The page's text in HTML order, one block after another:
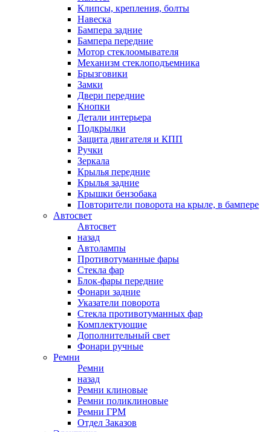
Клипсы, крепления, болты
Навеска
Бампера задние
Бампера передние
Мотор стеклоомывателя
Механизм стеклоподъемника
Брызговики
Замки
Двери передние
Кнопки
Детали интерьера
Подкрылки
Защита двигателя и КПП
Ручки
Зеркала
Крылья передние
Крылья задние
Крышки бензобака
Повторители поворота на крыле, в бампере
Автосвет
Автосвет
назад
Автолампы
Противотуманные фары
Стекла фар
Блок-фары передние
Фонари задние
Указатели поворота
Стекла противотуманных фар
Комплектующие
Дополнительный свет
Фонари ручные
Ремни
Ремни
назад
Ремни клиновые
Ремни поликлиновые
Ремни ГРМ
Отдел Заказов